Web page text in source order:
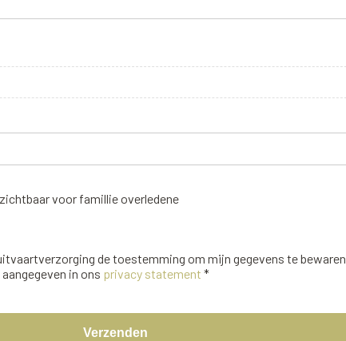
voor famillie overledene
de toestemming om mijn gegevens te bewaren
in ons privacy statement *
Verzenden